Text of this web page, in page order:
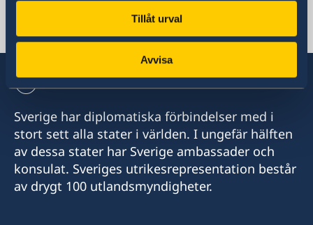
Tillåt urval
Avvisa
ambassaden.skopje@gov.se
Migrationsavdelningen
ambassaden.skopje-migration@gov.se
Sverige har diplomatiska förbindelser med i
stort sett alla stater i världen. I ungefär hälften
av dessa stater har Sverige ambassader och
konsulat. Sveriges utrikesrepresentation består
av drygt 100 utlandsmyndigheter.